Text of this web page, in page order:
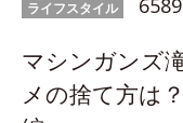
ライフスタイル
マシンガンズ
メの捨て方は